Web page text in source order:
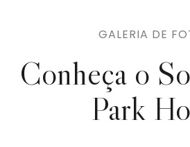
GALERIA DE
Conheça o
Park